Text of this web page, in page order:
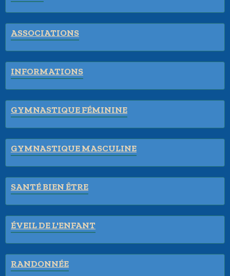
ASSOCIATIONS
INFORMATIONS
GYMNASTIQUE FÉMININE
GYMNASTIQUE MASCULINE
SANTÉ BIEN ÊTRE
ÉVEIL DE L'ENFANT
RANDONNÉE